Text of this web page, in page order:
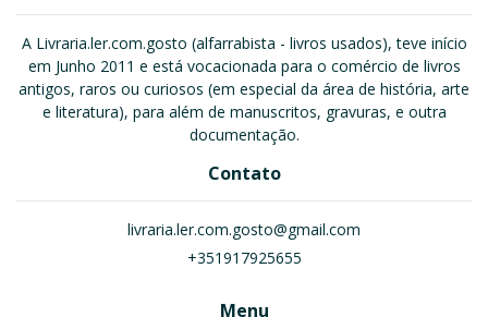
A Livraria.ler.com.gosto (alfarrabista - livros usados), teve início
em Junho 2011 e está vocacionada para o comércio de livros
antigos, raros ou curiosos (em especial da área de história, arte
e literatura), para além de manuscritos, gravuras, e outra
documentação.
Contato
livraria.ler.com.gosto@gmail.com
+351917925655
Menu